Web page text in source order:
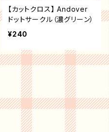
【カットクロス】 Andover
ドットサークル（濃グリーン）
¥240